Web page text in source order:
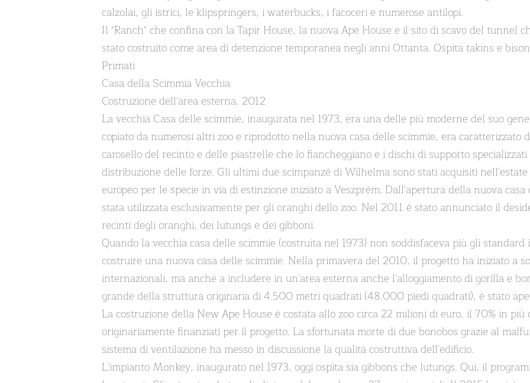
calzolai, gli istrici, le klipspringers, i waterbucks, i facoceri e numerose antilopi.
Il "Ranch" che confina con la Tapir House, la nuova Ape House e il sito di scavo del tunnel
stato costruito come area di detenzione temporanea negli anni Ottanta. Ospita takins e
Primati
Casa della Scimmia Vecchia
Costruzione dell'area esterna, 2012
La vecchia Casa delle scimmie, inaugurata nel 1973, era una delle più moderne del suo
copiato da numerosi altri zoo e riprodotto nella nuova casa delle scimmie, era caratterizzato
carosello del recinto e delle piastrelle che lo fiancheggiano e i dischi di supporto
distribuzione delle forze. Gli ultimi due scimpanzé di Wilhelma sono stati acquisiti
europeo per le specie in via di estinzione iniziato a Veszprém. Dall'apertura della nuova
stata utilizzata esclusivamente per gli oranghi dello zoo. Nel 2011 è stato annunciato il
recinti degli oranghi, dei lutungs e dei gibboni.
Quando la vecchia casa delle scimmie (costruita nel 1973) non soddisfaceva più gli
costruire una nuova casa delle scimmie. Nella primavera del 2010, il progetto ha iniziato a
internazionali, ma anche a includere in un'area esterna anche l'alloggiamento di gorilla e
grande della struttura originaria di 4.500 metri quadrati (48.000 piedi quadrati), è stato
La costruzione della New Ape House è costata allo zoo circa 22 milioni di euro, il 70% in
originariamente finanziati per il progetto. La sfortunata morte di due bonobos grazie al
sistema di ventilazione ha messo in discussione la qualità costruttiva dell'edificio.
L'impianto Monkey, inaugurato nel 1973, oggi ospita sia gibbons che lutungs. Qui, il